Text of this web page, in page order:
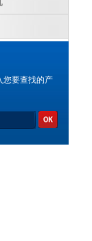
您要查找的产